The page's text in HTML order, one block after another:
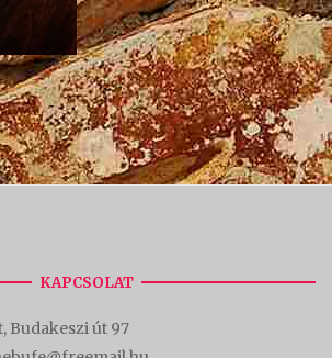
KAPCSOLAT
Budakeszi út 97